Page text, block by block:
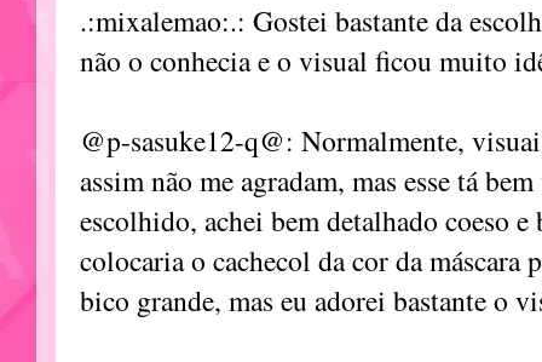
.:mixalemao:.: Gostei bastante da
não o conhecia e o visual ficou muito
@p-sasuke12-q@: Normalmente,
assim não me agradam, mas esse tá
escolhido, achei bem detalhado coeso
colocaria o cachecol da cor da máscara
bico grande, mas eu adorei bastante o